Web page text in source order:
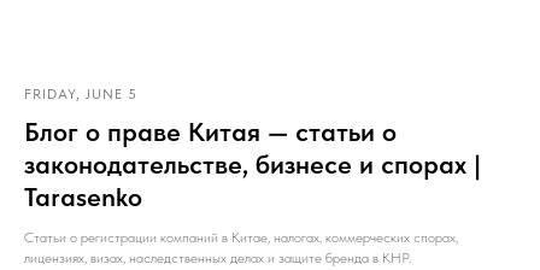
FRIDAY, JUNE 5
Блог о праве Китая — статьи о
законодательстве, бизнесе и спорах |
Tarasenko
Статьи о регистрации компаний в Китае, налогах, коммерческих спорах,
лицензиях, визах, наследственных делах и защите бренда в КНР.